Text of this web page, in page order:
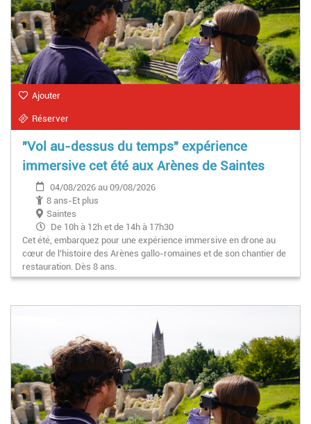
Ajouter
Réserver
"Vol au-dessus du temps" expérience
immersive cet été aux Arènes de Saintes
04/08/2026 au 09/08/2026
8 ans-Et plus
Saintes
De 10h à 12h et de 14h à 17h30
Cet été, embarquez pour une expérience immersive en drone au
cœur de l’histoire des Arènes gallo-romaines et de son chantier de
restauration. Dès 8 ans.